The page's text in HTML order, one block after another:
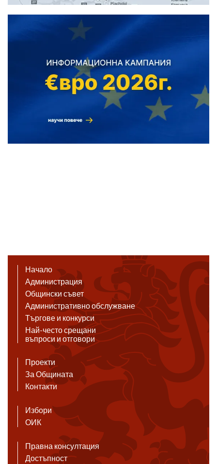
Начало
Администрация
Общински съвет
Административно обслужване
Търгове и конкурси
Най-често срещани
въпроси и отговори
Проекти
За Общината
Контакти
Избори
ОИК
Правна консултация
Достъпност